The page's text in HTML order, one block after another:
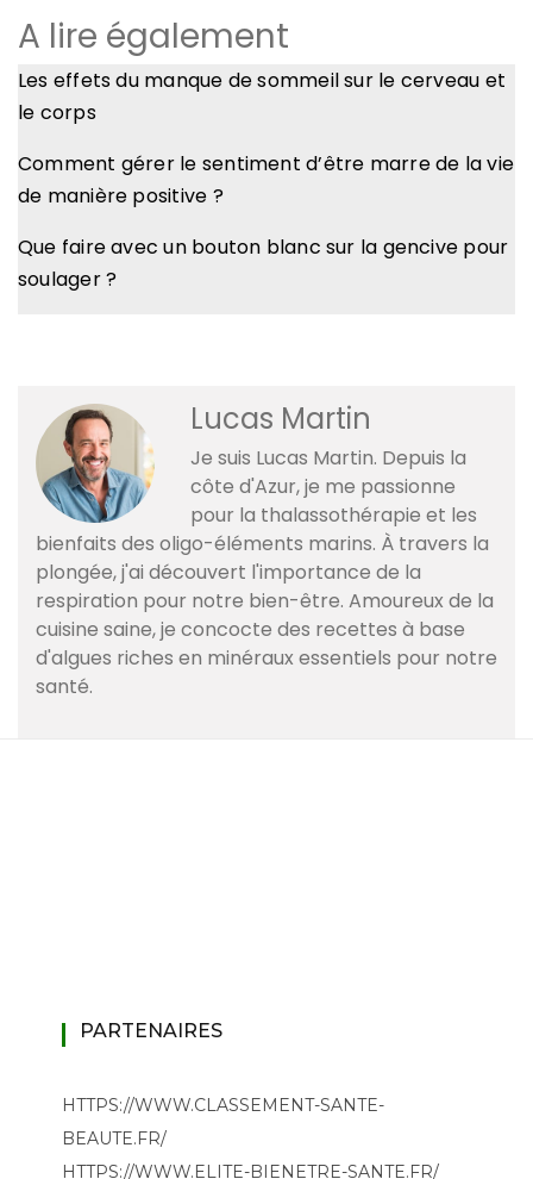
A lire également
Les effets du manque de sommeil sur le cerveau et
le corps
Comment gérer le sentiment d’être marre de la vie
de manière positive ?
Que faire avec un bouton blanc sur la gencive pour
soulager ?
Lucas Martin
Je suis Lucas Martin. Depuis la
côte d'Azur, je me passionne
pour la thalassothérapie et les
bienfaits des oligo-éléments marins. À travers la
plongée, j'ai découvert l'importance de la
respiration pour notre bien-être. Amoureux de la
cuisine saine, je concocte des recettes à base
d'algues riches en minéraux essentiels pour notre
santé.
PARTENAIRES
HTTPS://WWW.CLASSEMENT-SANTE-
BEAUTE.FR/
HTTPS://WWW.ELITE-BIENETRE-SANTE.FR/